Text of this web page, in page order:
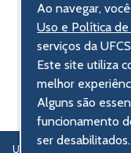
UFCSPA – Universidade
Ao navegar,
Uso e Política de
serviços da
Este site utiliza
melhor
Alguns são
funcionamento
ser